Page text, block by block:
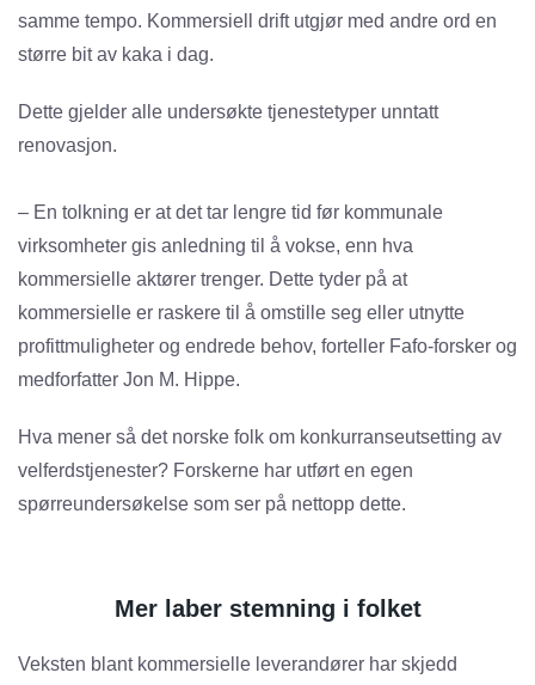
samme tempo. Kommersiell drift utgjør med andre ord en
større bit av kaka i dag.
Dette gjelder alle undersøkte tjenestetyper unntatt
renovasjon.
– En tolkning er at det tar lengre tid før kommunale
virksomheter gis anledning til å vokse, enn hva
kommersielle aktører trenger. Dette tyder på at
kommersielle er raskere til å omstille seg eller utnytte
profittmuligheter og endrede behov, forteller Fafo-forsker og
medforfatter Jon M. Hippe.
Hva mener så det norske folk om konkurranseutsetting av
velferdstjenester? Forskerne har utført en egen
spørreundersøkelse som ser på nettopp dette.
Mer laber stemning i folket
Veksten blant kommersielle leverandører har skjedd